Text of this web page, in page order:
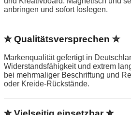
anbringen und sofort loslegen.
✮ Qualitätsversprechen ✮
Markenqualität gefertigt in
Widerstandsfähigkeit und extrem
bei mehrmaliger Beschriftung und
oder Kreide-Rückstände.